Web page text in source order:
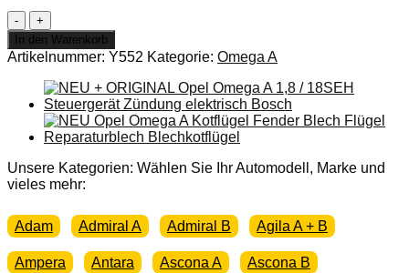
Zierleiste
Tür
Opel
Omega
Leiste
Tür
hinten
links
schwarz
Original
Neu
Menge
In den Warenkorb
Artikelnummer: Y552 Kategorie: Omega A
Unsere Kategorien: Wählen Sie Ihr Automodell, Marke und
vieles mehr:
Adam Admiral A Admiral B Agila A + B
Ampera Antara Ascona A Ascona B